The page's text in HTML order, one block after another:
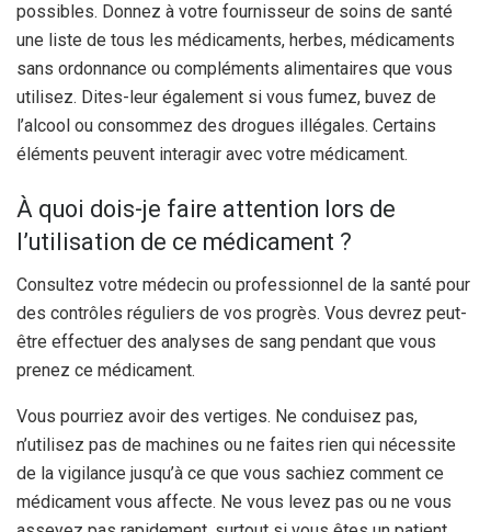
possibles. Donnez à votre fournisseur de soins de santé
une liste de tous les médicaments, herbes, médicaments
sans ordonnance ou compléments alimentaires que vous
utilisez. Dites-leur également si vous fumez, buvez de
l’alcool ou consommez des drogues illégales. Certains
éléments peuvent interagir avec votre médicament.
À quoi dois-je faire attention lors de
l’utilisation de ce médicament ?
Consultez votre médecin ou professionnel de la santé pour
des contrôles réguliers de vos progrès. Vous devrez peut-
être effectuer des analyses de sang pendant que vous
prenez ce médicament.
Vous pourriez avoir des vertiges. Ne conduisez pas,
n’utilisez pas de machines ou ne faites rien qui nécessite
de la vigilance jusqu’à ce que vous sachiez comment ce
médicament vous affecte. Ne vous levez pas ou ne vous